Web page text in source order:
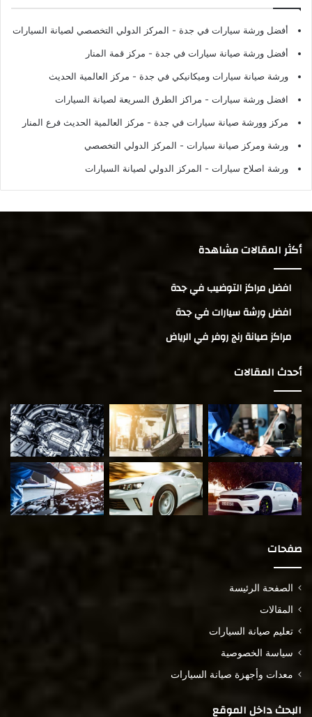
أفضل ورشة سيارات في جدة - المركز الدولي التخصصي لصيانة السيارات
أفضل ورشة صيانة سيارات في جدة - مركز قمة المنار
ورشة صيانة سيارات وميكانيكي في جدة - مركز العالمية الحديث
افضل ورشة سيارات - مراكز الطرق السريعة لصيانة السيارات
مركز وورشة صيانة سيارات في جدة - مركز العالمية الحديث فرع المنار
ورشة ومركز صيانة سيارات - المركز الدولي التخصصي
ورشة اصلاح سيارات - المركز الدولي لصيانة السيارات
أكثر المقالات مشاهدة
افضل مراكز التوضيب في جدة
افضل ورشة سيارات في جدة
مراكز صيانة رنج روفر في الرياض
أحدث المقالات
صفحات
الصفحة الرئيسة
المقالات
تعليم صيانة السيارات
سياسة الخصوصية
معدات وأجهزة صيانة السيارات
البحث داخل الموقع